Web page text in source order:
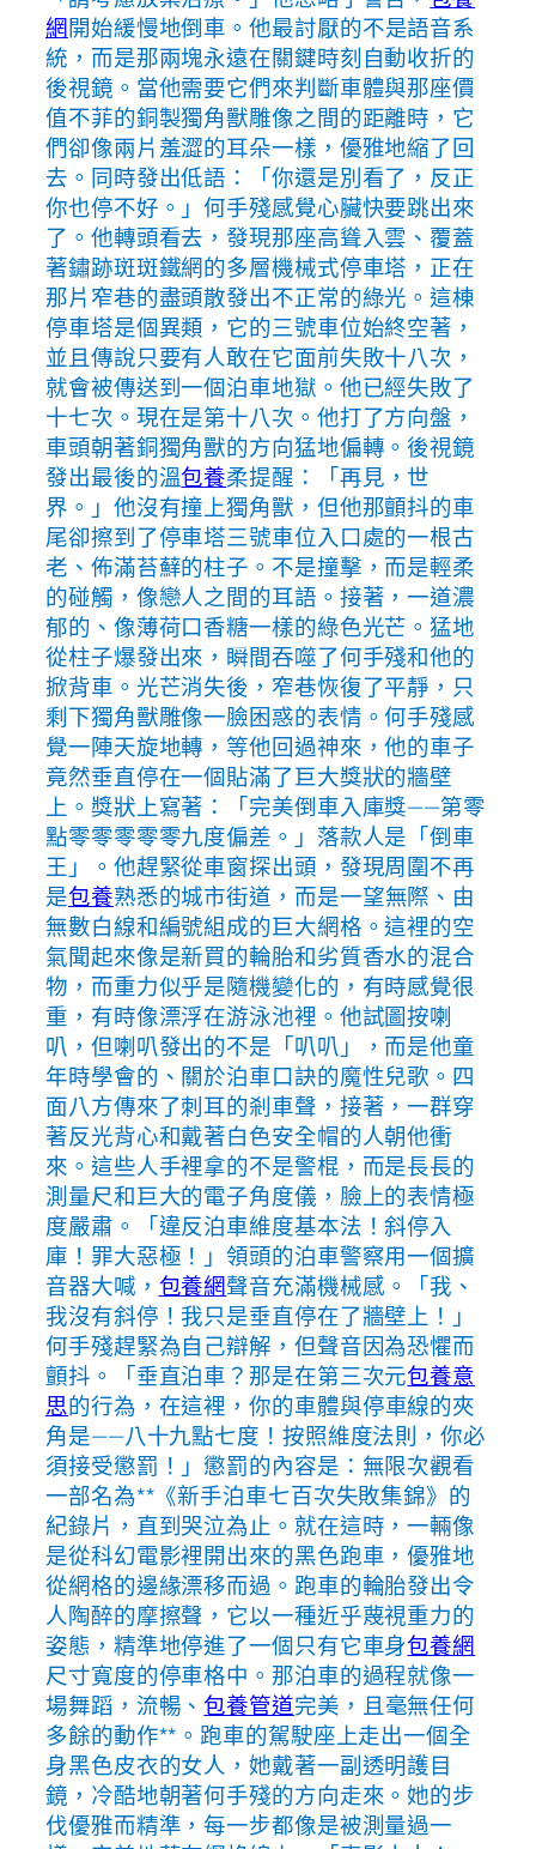
網開始緩慢地倒車。他最討厭的不是語音系
統，而是那兩塊永遠在關鍵時刻自動收折的
後視鏡。當他需要它們來判斷車體與那座價
值不菲的銅製獨角獸雕像之間的距離時，它
們卻像兩片羞澀的耳朵一樣，優雅地縮了回
去。同時發出低語：「你還是別看了，反正
你也停不好。」何手殘感覺心臟快要跳出來
了。他轉頭看去，發現那座高聳入雲、覆蓋
著鏽跡斑斑鐵網的多層機械式停車塔，正在
那片窄巷的盡頭散發出不正常的綠光。這棟
停車塔是個異類，它的三號車位始終空著，
並且傳說只要有人敢在它面前失敗十八次，
就會被傳送到一個泊車地獄。他已經失敗了
十七次。現在是第十八次。他打了方向盤，
車頭朝著銅獨角獸的方向猛地偏轉。後視鏡
發出最後的溫包養柔提醒：「再見，世
界。」他沒有撞上獨角獸，但他那顫抖的車
尾卻擦到了停車塔三號車位入口處的一根古
老、佈滿苔蘚的柱子。不是撞擊，而是輕柔
的碰觸，像戀人之間的耳語。接著，一道濃
郁的、像薄荷口香糖一樣的綠色光芒。猛地
從柱子爆發出來，瞬間吞噬了何手殘和他的
掀背車。光芒消失後，窄巷恢復了平靜，只
剩下獨角獸雕像一臉困惑的表情。何手殘感
覺一陣天旋地轉，等他回過神來，他的車子
竟然垂直停在一個貼滿了巨大獎狀的牆壁
上。獎狀上寫著：「完美倒車入庫獎——第零
點零零零零零九度偏差。」落款人是「倒車
王」。他趕緊從車窗探出頭，發現周圍不再
是包養熟悉的城市街道，而是一望無際、由
無數白線和編號組成的巨大網格。這裡的空
氣聞起來像是新買的輪胎和劣質香水的混合
物，而重力似乎是隨機變化的，有時感覺很
重，有時像漂浮在游泳池裡。他試圖按喇
叭，但喇叭發出的不是「叭叭」，而是他童
年時學會的、關於泊車口訣的魔性兒歌。四
面八方傳來了刺耳的剎車聲，接著，一群穿
著反光背心和戴著白色安全帽的人朝他衝
來。這些人手裡拿的不是警棍，而是長長的
測量尺和巨大的電子角度儀，臉上的表情極
度嚴肅。「違反泊車維度基本法！斜停入
庫！罪大惡極！」領頭的泊車警察用一個擴
音器大喊， 包養網聲音充滿機械感。「我、
我沒有斜停！我只是垂直停在了牆壁上！」
何手殘趕緊為自己辯解，但聲音因為恐懼而
顫抖。「垂直泊車？那是在第三次元包養意
思的行為，在這裡，你的車體與停車線的夾
角是——八十九點七度！按照維度法則，你必
須接受懲罰！」懲罰的內容是：無限次觀看
一部名為**《新手泊車七百次失敗集錦》的
紀錄片，直到哭泣為止。就在這時，一輛像
是從科幻電影裡開出來的黑色跑車，優雅地
從網格的邊緣漂移而過。跑車的輪胎發出令
人陶醉的摩擦聲，它以一種近乎蔑視重力的
姿態，精準地停進了一個只有它車身包養網
尺寸寬度的停車格中。那泊車的過程就像一
場舞蹈，流暢、包養管道完美，且毫無任何
多餘的動作**。跑車的駕駛座上走出一個全
身黑色皮衣的女人，她戴著一副透明護目
鏡，冷酷地朝著何手殘的方向走來。她的步
伐優雅而精準，每一步都像是被測量過一